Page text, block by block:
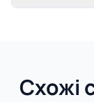
Схожі